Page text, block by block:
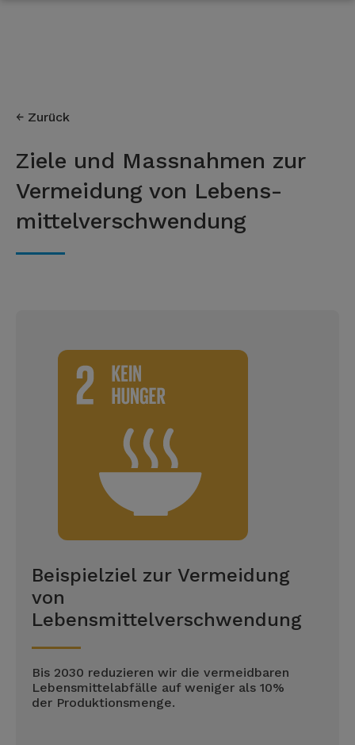
Zurück
Ziele und Massnahmen zur
Vermeidung von Lebens­
mittel­versch­wendung
Beispielziel zur Vermeidung
von
Lebensmittelverschwendung
Bis 2030 reduzieren wir die vermeidbaren
Lebensmittelabfälle auf weniger als 10%
der Produktionsmenge.